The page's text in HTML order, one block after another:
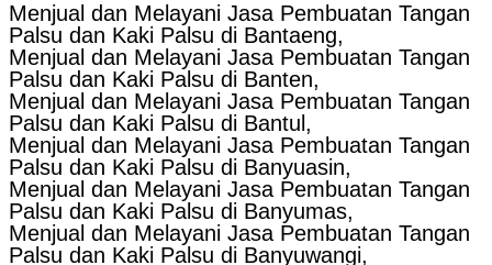
Menjual dan Melayani Jasa Pembuatan Tangan
Palsu dan Kaki Palsu di Bantaeng,
Menjual dan Melayani Jasa Pembuatan Tangan
Palsu dan Kaki Palsu di Banten,
Menjual dan Melayani Jasa Pembuatan Tangan
Palsu dan Kaki Palsu di Bantul,
Menjual dan Melayani Jasa Pembuatan Tangan
Palsu dan Kaki Palsu di Banyuasin,
Menjual dan Melayani Jasa Pembuatan Tangan
Palsu dan Kaki Palsu di Banyumas,
Menjual dan Melayani Jasa Pembuatan Tangan
Palsu dan Kaki Palsu di Banyuwangi,